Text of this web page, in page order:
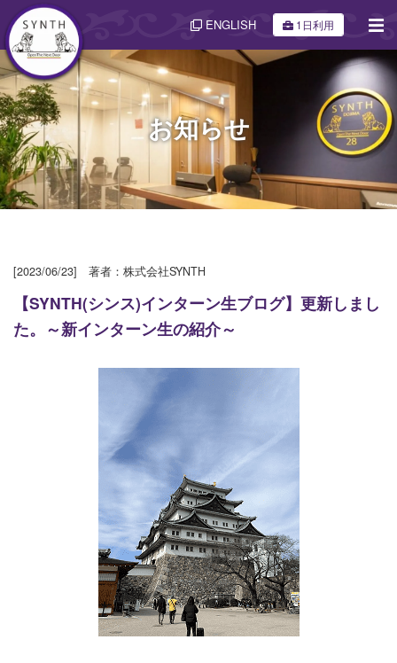
ENGLISH 1日利用
お知らせ
[2023/06/23] 著者：株式会社SYNTH
【SYNTH(シンス)インターン生ブログ】更新しまし
た。～新インターン生の紹介～